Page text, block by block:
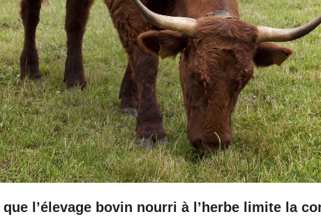
l’élevage bovin nourri à l’herbe limite la